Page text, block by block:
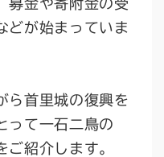
募金や寄附金の受
どが始まっていま
ら首里城の復興を
って一石二鳥の
ご紹介します。